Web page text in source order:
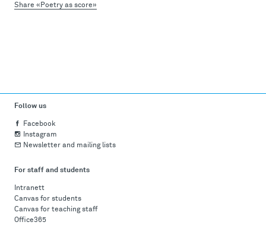
Share «Poetry as score»
Follow us
Facebook
Instagram
Newsletter and mailing lists
For staff and students
Intranett
Canvas for students
Canvas for teaching staff
Office365